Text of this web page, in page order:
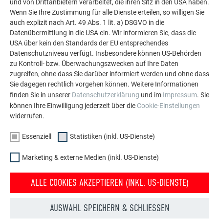
weitere beeindruckende Projekte mit den langlebigen
PREFA Aluminiumlösungen für Dach, Solar und
Fassade.
MEHR REFERENZEN ANSEHEN
und von Drittanbietern verarbeitet, die ihren Sitz in den USA haben.
Wenn Sie Ihre Zustimmung für alle Dienste erteilen, so willigen Sie
auch explizit nach Art. 49 Abs. 1 lit. a) DSGVO in die
Datenübermittlung in die USA ein. Wir informieren Sie, dass die
USA über kein den Standards der EU entsprechendes
Datenschutzniveau verfügt. Insbesondere können US-Behörden
zu Kontroll- bzw. Überwachungszwecken auf Ihre Daten
zugreifen, ohne dass Sie darüber informiert werden und ohne dass
Sie dagegen rechtlich vorgehen können. Weitere Informationen
finden Sie in unserer Datenschutzerklärung und im Impressum. Sie
können Ihre Einwilligung jederzeit über die Cookie-Einstellungen
widerrufen.
Essenziell Statistiken (inkl. US-Dienste)
Marketing & externe Medien (inkl. US-Dienste)
ALLE COOKIES AKZEPTIEREN (INKL. US-DIENSTE)
AUSWAHL SPEICHERN & SCHLIESSEN